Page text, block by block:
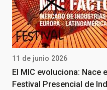
11 de junio 2026
El MIC evoluciona: Nace
Festival Presencial de